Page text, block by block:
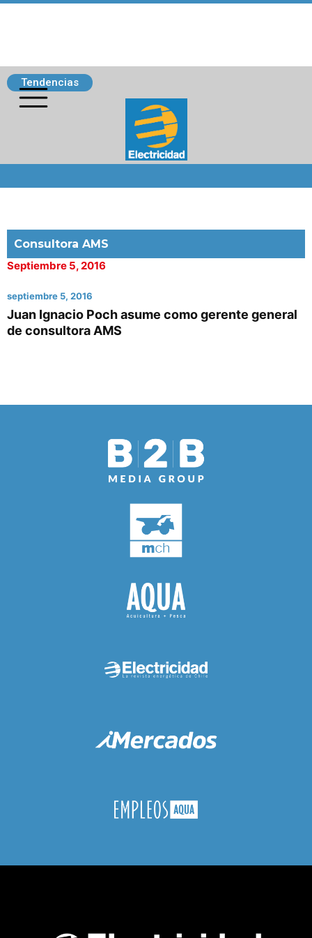
Tendencias
Consultora AMS
Septiembre 5, 2016
septiembre 5, 2016
Juan Ignacio Poch asume como gerente general
de consultora AMS